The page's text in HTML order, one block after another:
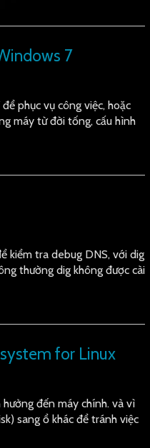
7
phục vụ công việc, hoặc
máy từ đời tống, cấu hình
kiểm tra debug DNS, với dig
thường dig không được cài
for Linux
đến máy chính. và vì
sang ổ khác để tránh việc